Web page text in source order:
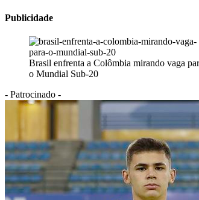
Publicidade
Brasil enfrenta a Colômbia mirando vaga
o Mundial Sub-20
- Patrocinado -